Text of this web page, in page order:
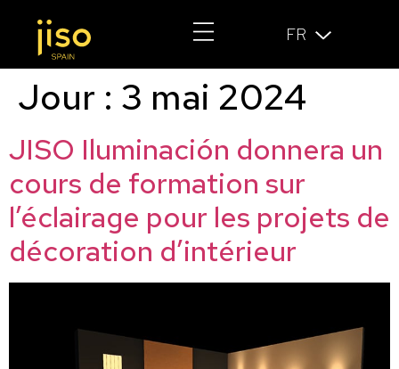
FR
Jour : 3 mai 2024
JISO Iluminación donnera un
cours de formation sur
l’éclairage pour les projets de
décoration d’intérieur